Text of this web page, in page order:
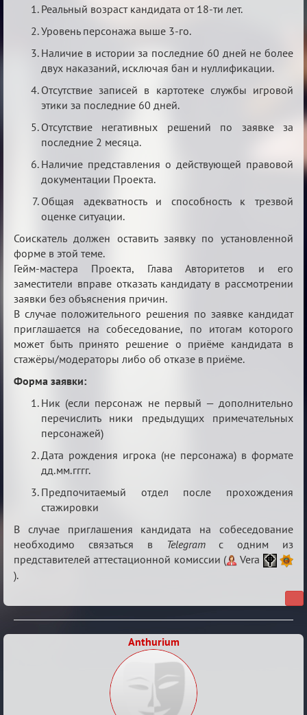
Авторитеты²
Реальный возраст кандидата от 18-ти лет.
Уровень персонажа выше 3-го.
Наличие в истории за последние 60 дней не более
двух наказаний, исключая бан и нуллификации.
Отсутствие записей в картотеке службы игровой
этики за последние 60 дней.
Отсутствие негативных решений по заявке за
последние 2 месяца.
Наличие представления о действующей правовой
документации Проекта.
Общая адекватность и способность к трезвой
оценке ситуации.
Соискатель должен оставить заявку по установленной
форме в этой теме.
Гейм-мастера Проекта, Глава Авторитетов и его
заместители вправе отказать кандидату в рассмотрении
заявки без объяснения причин.
В случае положительного решения по заявке кандидат
приглашается на собеседование, по итогам которого
может быть принято решение о приёме кандидата в
стажёры/модераторы либо об отказе в приёме.
Форма заявки:
Ник (если персонаж не первый — дополнительно
перечислить ники предыдущих примечательных
персонажей)
Дата рождения игрока (не персонажа) в формате
дд.мм.гггг.
Предпочитаемый отдел после прохождения
стажировки
В случае приглашения кандидата на собеседование
необходимо связаться в
Telegramс одним из
представителей аттестационной комиссии (
Vera
).
Anthurium